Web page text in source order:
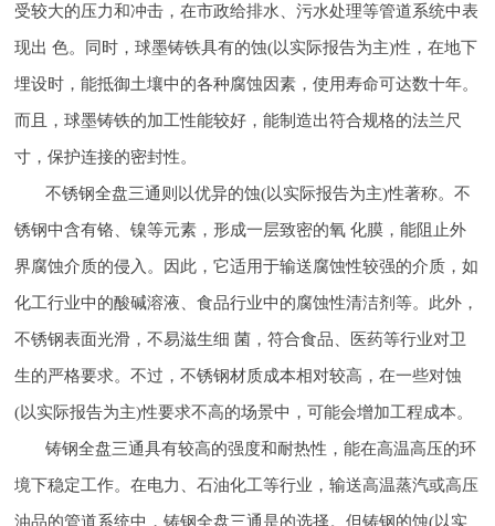
受较大的压力和冲击，在市政给排水、污水处理等管道系统中表
现出 色。同时，球墨铸铁具有的蚀(以实际报告为主)性，在地下
埋设时，能抵御土壤中的各种腐蚀因素，使用寿命可达数十年。
而且，球墨铸铁的加工性能较好，能制造出符合规格的法兰尺
寸，保护连接的密封性。
不锈钢全盘三通则以优异的蚀(以实际报告为主)性著称。不
锈钢中含有铬、镍等元素，形成一层致密的氧 化膜，能阻止外
界腐蚀介质的侵入。因此，它适用于输送腐蚀性较强的介质，如
化工行业中的酸碱溶液、食品行业中的腐蚀性清洁剂等。此外，
不锈钢表面光滑，不易滋生细 菌，符合食品、医药等行业对卫
生的严格要求。不过，不锈钢材质成本相对较高，在一些对蚀
(以实际报告为主)性要求不高的场景中，可能会增加工程成本。
铸钢全盘三通具有较高的强度和耐热性，能在高温高压的环
境下稳定工作。在电力、石油化工等行业，输送高温蒸汽或高压
油品的管道系统中，铸钢全盘三通是的选择。但铸钢的蚀(以实